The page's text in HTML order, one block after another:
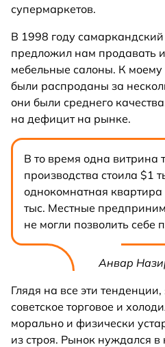
супермаркетов.
В 1998 году
предложил нам продавать
мебельные салоны. К
были распроданы за
они были среднего
на дефицит на рынке.
В то время одна витрина
производства стоила $1
однокомнатная
тыс. Местные
не могли позволить себе
Анвар
Глядя на все эти
советское торговое и
морально и физически
из строя. Рынок нуждался